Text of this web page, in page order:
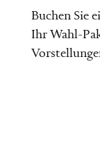
Buchen Sie
Ihr Wahl-